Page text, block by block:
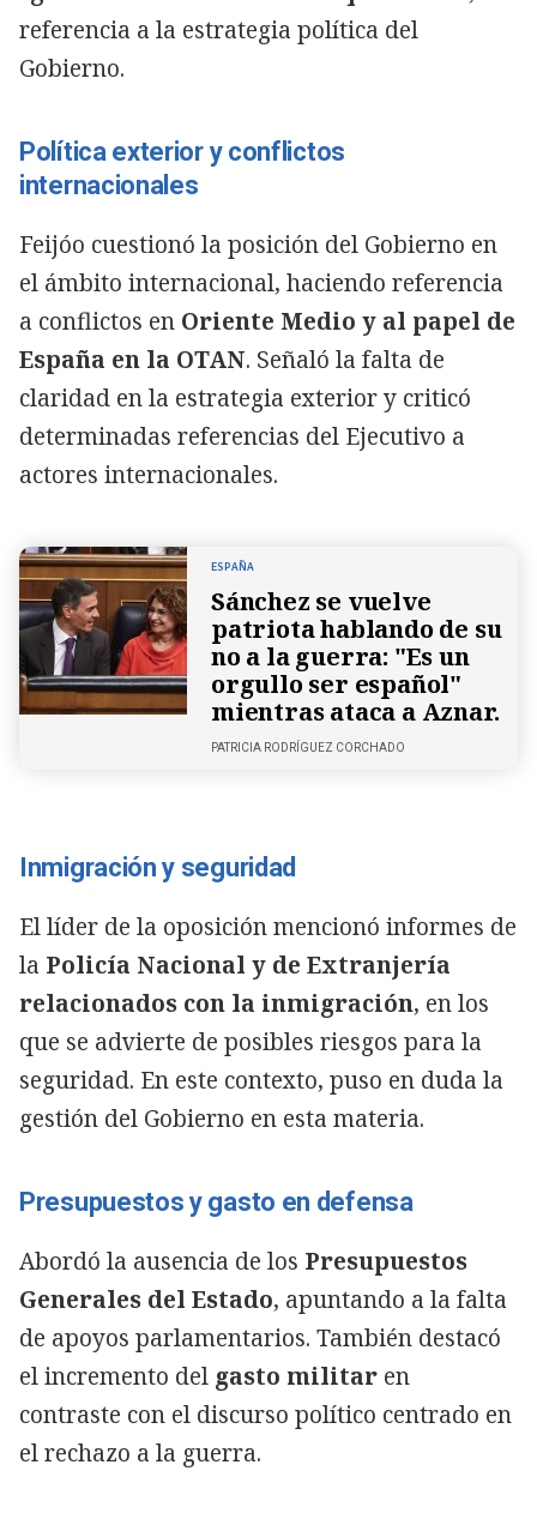
referencia a la estrategia política del
Gobierno.
Política exterior y conflictos
internacionales
Feijóo cuestionó la posición del Gobierno en
el ámbito internacional, haciendo referencia
a conflictos en Oriente Medio y al papel de
España en la OTAN. Señaló la falta de
claridad en la estrategia exterior y criticó
determinadas referencias del Ejecutivo a
actores internacionales.
ESPAÑA
Sánchez se vuelve
patriota hablando de su
no a la guerra: "Es un
orgullo ser español"
mientras ataca a Aznar.
PATRICIA RODRÍGUEZ CORCHADO
Inmigración y seguridad
El líder de la oposición mencionó informes de
la Policía Nacional y de Extranjería
relacionados con la inmigración, en los
que se advierte de posibles riesgos para la
seguridad. En este contexto, puso en duda la
gestión del Gobierno en esta materia.
Presupuestos y gasto en defensa
Abordó la ausencia de los Presupuestos
Generales del Estado, apuntando a la falta
de apoyos parlamentarios. También destacó
el incremento del gasto militar en
contraste con el discurso político centrado en
el rechazo a la guerra.